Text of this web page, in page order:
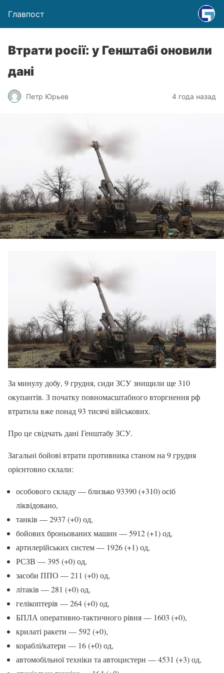
Главпост
Втрати росії: у Генштабі оновили
дані
Петр Юрьев 4 года назад
За минулу добу, 9 грудня, сиди ЗСУ знищили ще 310
окупантів. З початку повномасштабного вторгнення рф
втратила вже понад 93 тисячі військових.
Про це свідчать дані Генштабу ЗСУ.
Загальні бойові втрати противника станом на 9 грудня
орієнтовно склали:
особового складу — близько 93390 (+310) осіб
ліквідовано,
танків — 2937 (+0) од,
бойових броньованих машин — 5912 (+1) од,
артилерійських систем — 1926 (+1) од,
РСЗВ — 395 (+0) од,
засоби ППО — 211 (+0) од,
літаків — 281 (+0) од,
гелікоптерів — 264 (+0) од,
БПЛА оперативно-тактичного рівня — 1603 (+0),
крилаті ракети — 592 (+0),
кораблі/катери — 16 (+0) од,
автомобільної техніки та автоцистерн — 4531 (+3) од,